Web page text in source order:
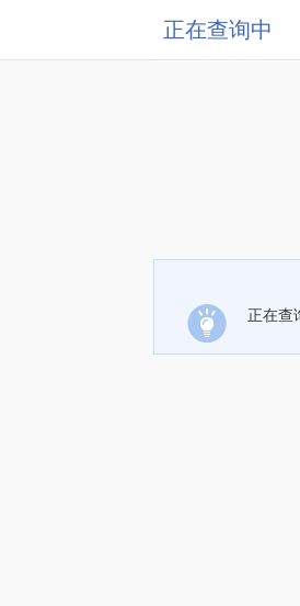
正在查询中
正在查